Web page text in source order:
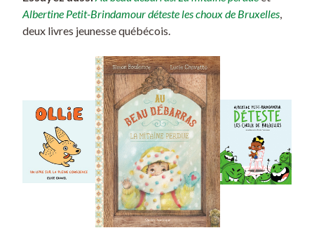
Albertine Petit-Brindamour déteste les choux de Bruxelles,
deux livres jeunesse québécois.